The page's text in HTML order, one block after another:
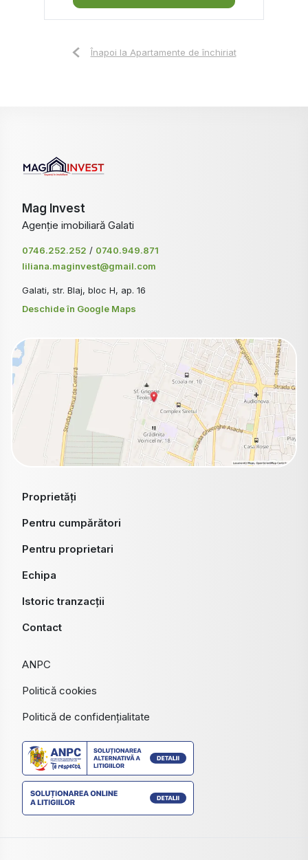
Înapoi la Apartamente de închiriat
Mag Invest
Agenție imobiliară Galati
0746.252.252 / 0740.949.871
liliana.maginvest@gmail.com
Galati, str. Blaj, bloc H, ap. 16
Deschide în Google Maps
Proprietăți
Pentru cumpărători
Pentru proprietari
Echipa
Istoric tranzacții
Contact
ANPC
Politică cookies
Politică de confidențialitate